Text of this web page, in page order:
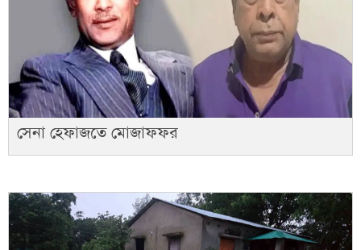
সেনা হেফাজতে মোজাফফর